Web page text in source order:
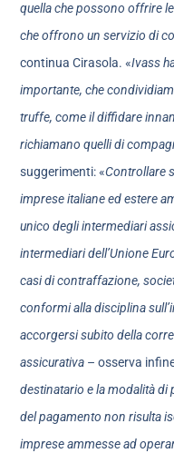
quella che possono offrire
che offrono un servizio di
continua Cirasola. «Ivass
importante, che
truffe, come il diffidare
richiamano quelli di
suggerimenti: «Controllare
imprese italiane ed estere
unico degli intermediari
intermediari dell’Unione
casi di contraffazione,
conformi alla disciplina
accorgersi subito della
assicurativa – osserva
destinatario e la modalità
del pagamento non risulta
imprese ammesse ad